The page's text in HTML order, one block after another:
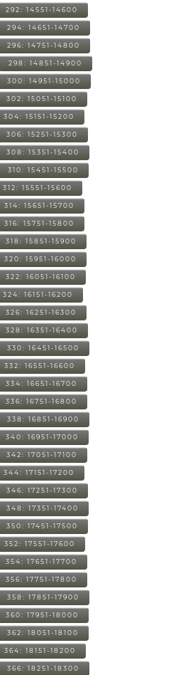
292: 14551-14600
294: 14651-14700
296: 14751-14800
298: 14851-14900
300: 14951-15000
302: 15051-15100
304: 15151-15200
306: 15251-15300
308: 15351-15400
310: 15451-15500
312: 15551-15600
314: 15651-15700
316: 15751-15800
318: 15851-15900
320: 15951-16000
322: 16051-16100
324: 16151-16200
326: 16251-16300
328: 16351-16400
330: 16451-16500
332: 16551-16600
334: 16651-16700
336: 16751-16800
338: 16851-16900
340: 16951-17000
342: 17051-17100
344: 17151-17200
346: 17251-17300
348: 17351-17400
350: 17451-17500
352: 17551-17600
354: 17651-17700
356: 17751-17800
358: 17851-17900
360: 17951-18000
362: 18051-18100
364: 18151-18200
366: 18251-18300